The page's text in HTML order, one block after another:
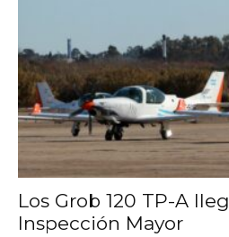
Los Grob 120 TP-A
Inspección Mayor